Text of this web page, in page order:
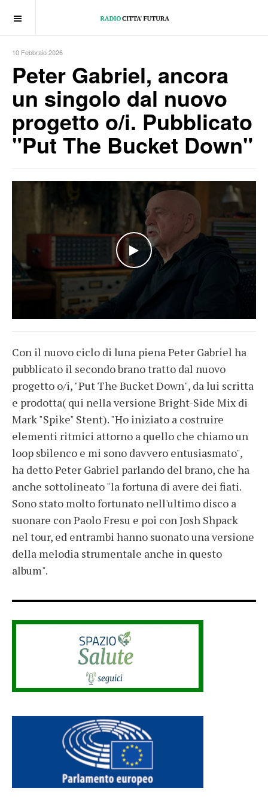
10 Febbraio 2026
Peter Gabriel, ancora
un singolo dal nuovo
progetto o/i. Pubblicato
"Put The Bucket Down"
WATCH THE VIDEO
Con il nuovo ciclo di luna piena Peter Gabriel ha
pubblicato il secondo brano tratto dal nuovo
progetto o/i, "Put The Bucket Down", da lui scritta
e prodotta( qui nella versione Bright-Side Mix di
Mark "Spike" Stent). "Ho iniziato a costruire
elementi ritmici attorno a quello che chiamo un
loop sbilenco e mi sono davvero entusiasmato",
ha detto Peter Gabriel parlando del brano, che ha
anche sottolineato "la fortuna di avere dei fiati.
Sono stato molto fortunato nell'ultimo disco a
suonare con Paolo Fresu e poi con Josh Shpack
nel tour, ed entrambi hanno suonato una versione
della melodia strumentale anche in questo
album".